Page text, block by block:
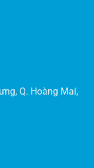
Q. Hoàng Mai,